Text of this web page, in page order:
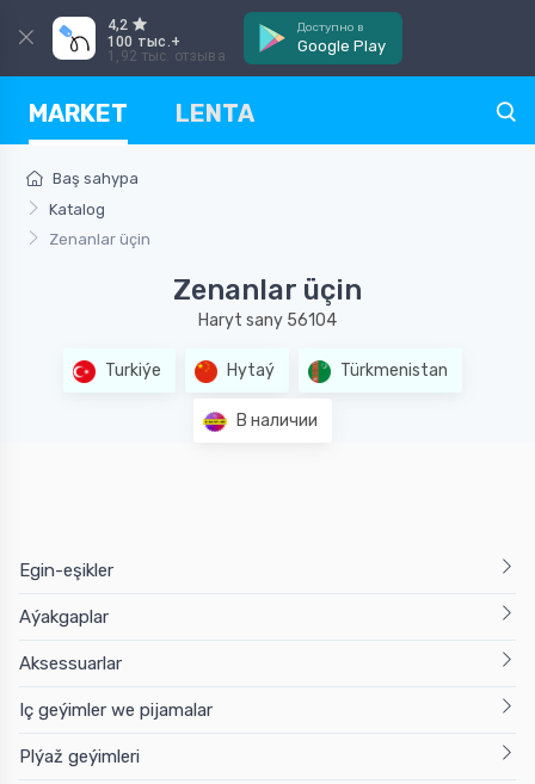
4,2
100 тыс.+
1,92 тыс. отзыва
Доступно в
Google Play
MARKET LENTA
Baş sahypa
Katalog
Zenanlar üçin
Zenanlar üçin
Haryt sany 56104
Turkiýe Hytaý Türkmenistan
В наличии
Egin-eşikler
Aýakgaplar
Aksessuarlar
Iç geýimler we pijamalar
Plýaž geýimleri